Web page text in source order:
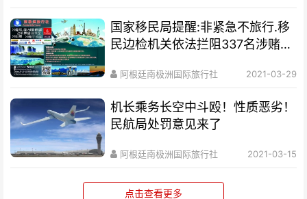
国家移民局提醒:非紧急不旅行.移
民边检机关依法拦阻337名涉赌涉
阿根廷南极洲国际旅行社 2021-03-29
机长乘务长空中斗殴！性质恶劣！
民航局处罚意见来了
阿根廷南极洲国际旅行社 2021-03-15
点击查看更多